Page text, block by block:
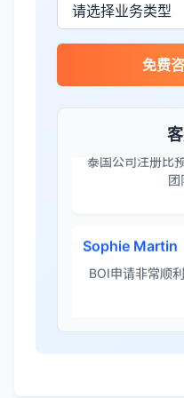
免费
泰国公司注册比
Sophie Martin
李女士